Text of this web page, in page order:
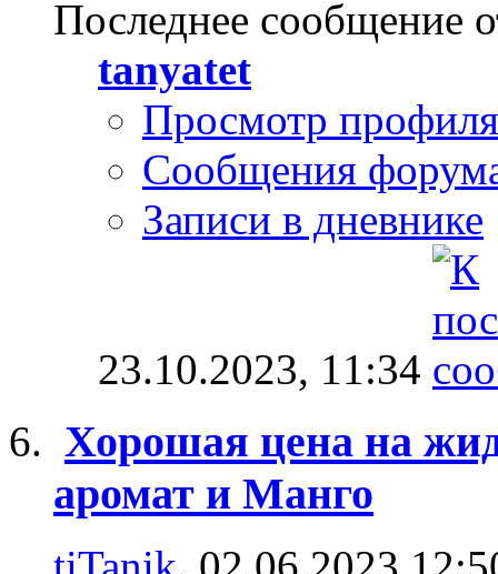
Последнее сообщение
tanyatet
Просмотр профиля
Сообщения
Записи в дневнике
23.10.2023, 11:34
Хорошая цена на
аромат и Манго